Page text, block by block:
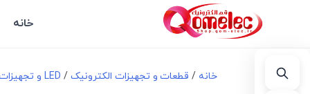
خانه
خانه / قطعات و تجهیزات الکترونیک / LED و تجهیزات مرتبط